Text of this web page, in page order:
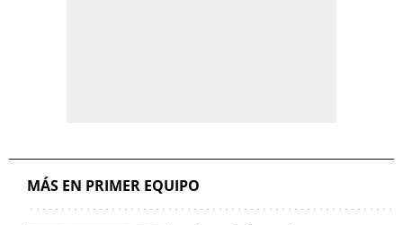
MÁS EN PRIMER EQUIPO